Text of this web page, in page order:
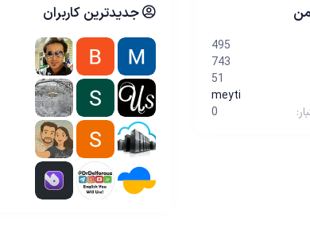
495
743
51
meyti
0
جدیدترین کاربران